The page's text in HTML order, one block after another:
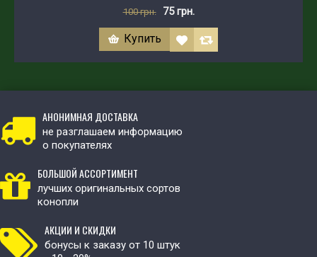
100 грн. 75 грн.
Купить
АНОНИМНАЯ ДОСТАВКА
не разглашаем информацию
о покупателях
БОЛЬШОЙ АССОРТИМЕНТ
лучших оригинальных сортов
конопли
АКЦИИ И СКИДКИ
бонусы к заказу от 10 штук